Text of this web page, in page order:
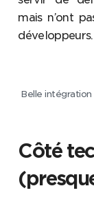
mais n’ont
développeurs.
Belle intégration
Côté